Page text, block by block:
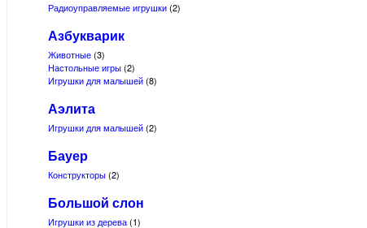
Радиоуправляемые игрушки(2)
Азбукварик
Животные(3)
Настольные игры(2)
Игрушки для малышей(8)
Аэлита
Игрушки для малышей(2)
Бауер
Конструкторы(2)
Большой слон
Игрушки из дерева(1)